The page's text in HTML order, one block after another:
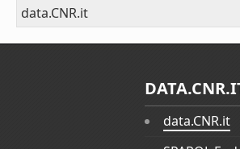
data.CNR.it
data.CNR.it